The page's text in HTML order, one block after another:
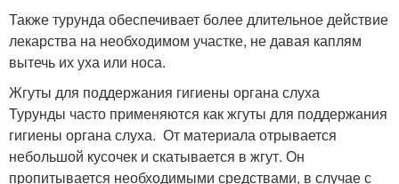
Также турунда обеспечивает более длительное действие
лекарства на необходимом участке, не давая каплям
вытечь их уха или носа.
Жгуты для поддержания гигиены органа слуха
Турунды часто применяются как жгуты для поддержания
гигиены органа слуха. От материала отрывается
небольшой кусочек и скатывается в жгут. Он
пропитывается необходимыми средствами, в случае с